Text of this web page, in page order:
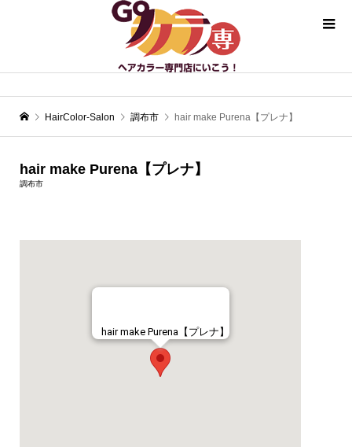
HairColor-Salon 調布市 hair make Purena【プレナ】
hair make Purena【プレナ】
調布市
hair make Purena【プレナ】